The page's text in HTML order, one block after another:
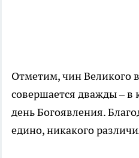
Отметим, чин Великого
совершается дважды – в
день Богоявления.
едино, никакого